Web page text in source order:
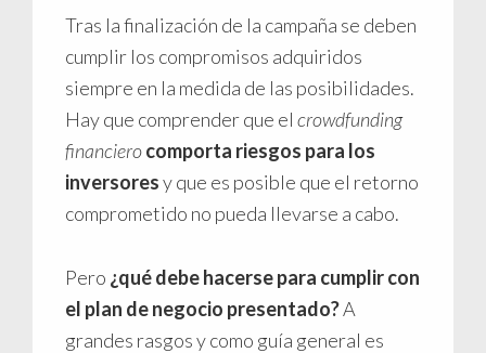
Tras la finalización de la campaña se deben
cumplir los compromisos adquiridos
siempre en la medida de las posibilidades.
Hay que comprender que el crowdfunding
financierocomporta riesgos para los
inversoresy que es posible que el retorno
comprometido no pueda llevarse a cabo.
Pero ¿qué debe hacerse para cumplir con
el plan de negocio presentado?A
grandes rasgos y como guía general es